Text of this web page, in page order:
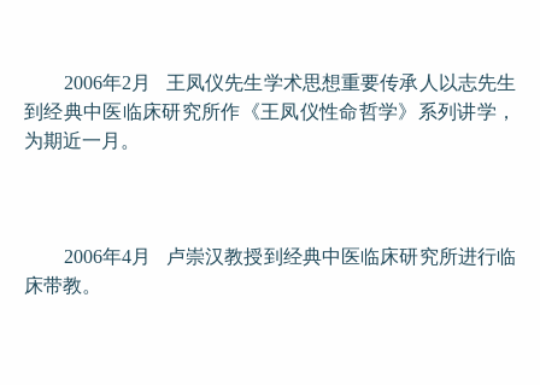
2006年2月 王凤仪先生学术思想重要传承人以志先生
到经典中医临床研究所作《王凤仪性命哲学》系列讲学，
为期近一月。
2006年4月 卢崇汉教授到经典中医临床研究所进行临
床带教。